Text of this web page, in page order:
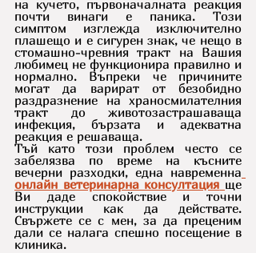
на кучето, първоначалната реакция
почти винаги е паника. Този
симптом изглежда изключително
плашещо и е сигурен знак, че нещо в
стомашно-чревния тракт на Вашия
любимец не функционира правилно и
нормално. Въпреки че причините
могат да варират от безобидно
раздразнение на храносмилателния
тракт до животозастрашаваща
инфекция, бързата и адекватна
реакция е решаваща.
Тъй като този проблем често се
забелязва по време на късните
вечерни разходки, една навременна
онлайн ветеринарна консултация ще
Ви даде спокойствие и точни
инструкции как да действате.
Свържете се с мен, за да преценим
дали се налага спешно посещение в
клиника.